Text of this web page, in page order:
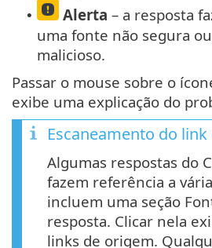
• Alerta – a resposta
uma fonte não segura
malicioso.
Passar o mouse sobre o
exibe uma explicação do
Escaneamento do
Algumas respostas do
fazem referência a
incluem uma seção
resposta. Clicar nela
links de origem.